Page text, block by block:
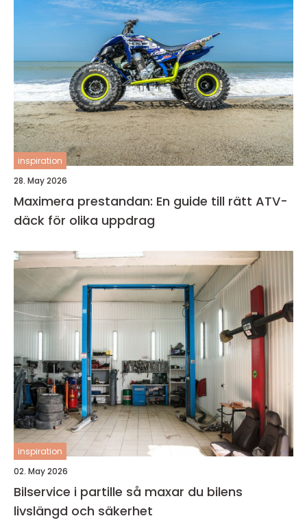
inspiration
28. May 2026
Maximera prestandan: En guide till rätt ATV-
däck för olika uppdrag
inspiration
02. May 2026
Bilservice i partille så maxar du bilens
livslängd och säkerhet